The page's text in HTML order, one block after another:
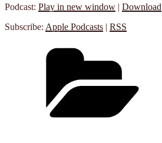
Podcast: Play in new window | Download
Subscribe: Apple Podcasts | RSS